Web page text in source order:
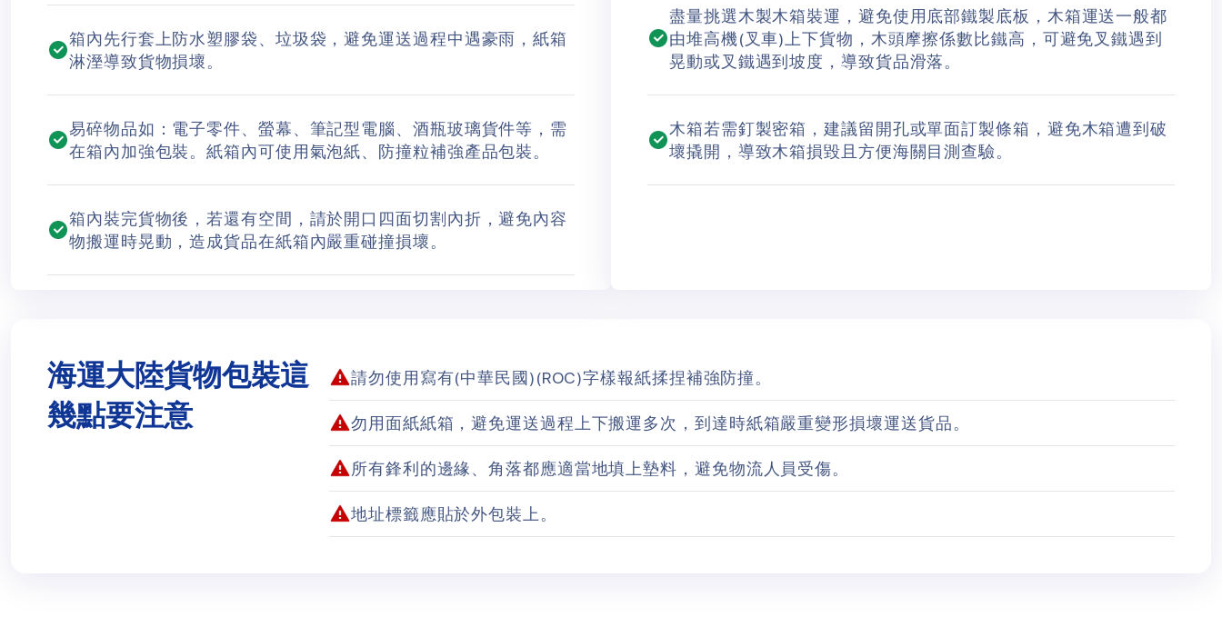
箱內先行套上防水塑膠袋、垃圾袋，避免運送過程中遇豪雨，紙箱
淋溼導致貨物損壞。
易碎物品如：電子零件、螢幕、筆記型電腦、酒瓶玻璃貨件等，需
在箱內加強包裝。紙箱內可使用氣泡紙、防撞粒補強產品包裝。
箱內裝完貨物後，若還有空間，請於開口四面切割內折，避免內容
物搬運時晃動，造成貨品在紙箱內嚴重碰撞損壞。
盡量挑選木製木箱裝運，避免使用底部鐵製底板，木箱運送一般都
由堆高機(叉車)上下貨物，木頭摩擦係數比鐵高，可避免叉鐵遇到
晃動或叉鐵遇到坡度，導致貨品滑落。
木箱若需釘製密箱，建議留開孔或單面訂製條箱，避免木箱遭到破
壞撬開，導致木箱損毀且方便海關目測查驗。
海運大陸貨物包裝這
幾點要注意
請勿使用寫有(中華民國)(ROC)字樣報紙揉捏補強防撞。
勿用面紙紙箱，避免運送過程上下搬運多次，到達時紙箱嚴重變形損壞運送貨品。
所有鋒利的邊緣、角落都應適當地填上墊料，避免物流人員受傷。
地址標籤應貼於外包裝上。